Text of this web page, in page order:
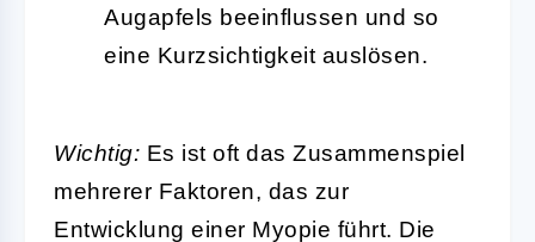
Augapfels beeinflussen und so
eine Kurzsichtigkeit auslösen.
Wichtig: Es ist oft das Zusammenspiel
mehrerer Faktoren, das zur
Entwicklung einer Myopie führt. Die